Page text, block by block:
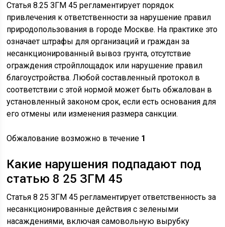
Статья 8.25 ЗГМ 45 регламентирует порядок
привлечения к ответственности за нарушение правил
природопользования в городе Москве. На практике это
означает штрафы для организаций и граждан за
несанкционированный вывоз грунта, отсутствие
ограждения стройплощадок или нарушение правил
благоустройства. Любой составленный протокол в
соответствии с этой нормой может быть обжалован в
установленный законом срок, если есть основания для
его отмены или изменения размера санкции.
Обжалование возможно в течение 1
Какие нарушения подпадают под
статью 8 25 ЗГМ 45
Статья 8 25 ЗГМ 45 регламентирует ответственность за
несанкционированные действия с зелеными
насаждениями, включая самовольную вырубку